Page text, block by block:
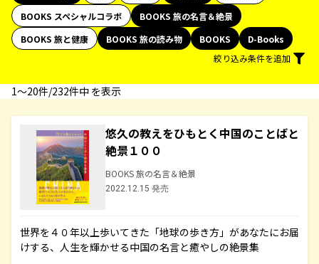
BOOKS スペシャルコラボ
BOOKS 旅の名言＆絶景
BOOKS 旅と健康
BOOKS 旅の読み物 BOOKS
D-Books
絞り込み条件を追加
1〜20件/232件中 を表示
悠久の教えをひもとく中国のことばと
絶景１００
BOOKS 旅の名言＆絶景
2022.12.15 発売
世界を４０年以上歩いてきた「地球の歩き方」があなたにお届
けする、人生を輝かせる中国の名言と癒やしの絶景集